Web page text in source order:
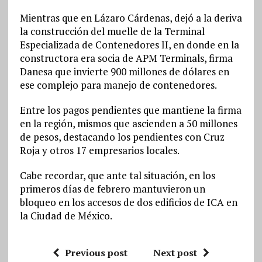
Mientras que en Lázaro Cárdenas, dejó a la deriva
la construcción del muelle de la Terminal
Especializada de Contenedores II, en donde en la
constructora era socia de APM Terminals, firma
Danesa que invierte 900 millones de dólares en
ese complejo para manejo de contenedores.
Entre los pagos pendientes que mantiene la firma
en la región, mismos que ascienden a 50 millones
de pesos, destacando los pendientes con Cruz
Roja y otros 17 empresarios locales.
Cabe recordar, que ante tal situación, en los
primeros días de febrero mantuvieron un
bloqueo en los accesos de dos edificios de ICA en
la Ciudad de México.
Previous post Next post